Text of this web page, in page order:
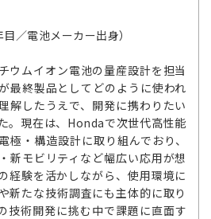
／電池メーカー出身）
ウムイオン電池の量産設計を担当
最終製品としてどのように使われ
解したうえで、開発に携わりたい
。現在は、Hondaで次世代高性能
極・構造設計に取り組んでおり、
新モビリティなど幅広い応用が想
経験を活かしながら、使用環境に
新たな技術調査にも主体的に取り
技術開発に挑む中で課題に直面す